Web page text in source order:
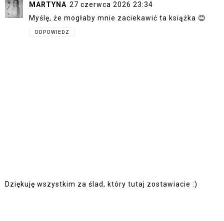
MARTYNA 27 czerwca 2026 23:34
Myślę, że mogłaby mnie zaciekawić ta książka 😊
ODPOWIEDZ
Dziękuję wszystkim za ślad, który tutaj zostawiacie :)